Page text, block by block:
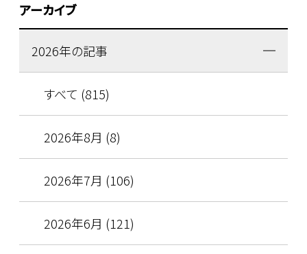
アーカイブ
2026年の記事
すべて (815)
2026年8月 (8)
2026年7月 (106)
2026年6月 (121)